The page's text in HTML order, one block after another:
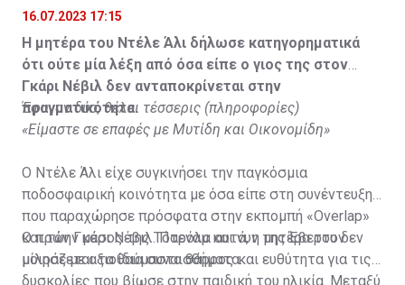
υιοθετημένος»
16.07.2023 17:15
Η μητέρα του Ντέλε Άλι δήλωσε κατηγορηματικά
ότι ούτε μία λέξη από όσα είπε ο γιος της στον
Γκάρι Νέβιλ δεν ανταποκρίνεται στην
πραγματικότητα.
Έφυγαν δύο, θέλει τέσσερις (πληροφορίες)
«Είμαστε σε επαφές με Μυτίδη και Οικονομίδη»
Ο Ντέλε Άλι είχε συγκινήσει την παγκόσμια
ποδοσφαιρική κοινότητα με όσα είπε στη συνέντευξη
που παραχώρησε πρόσφατα στην εκπομπή «Overlap»
και τον Γκάρι Νέβιλ. Παρόλα αυτά, η μητέρα του δεν
μοιράζεται τα ίδια συναισθήματα.
Ο πρώην μέσος της Τότεναμ και νυν της Έβερτον
μίλησε με αξιοθαύμαστο θάρρος και ευθύτητα για τις
δυσκολίες που βίωσε στην παιδική του ηλικία. Μεταξύ